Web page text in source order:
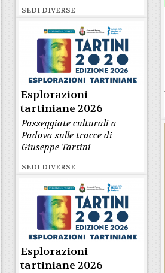
SEDI DIVERSE
Esplorazioni
tartiniane 2026
Passeggiate culturali a
Padova sulle tracce di
Giuseppe Tartini
SEDI DIVERSE
Esplorazioni
tartiniane 2026